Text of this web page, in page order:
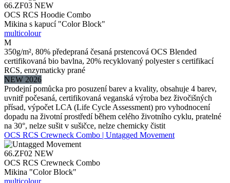
66.ZF03 NEW
OCS RCS Hoodie Combo
Mikina s kapucí "Color Block"
multicolour
M
350g/m², 80% předepraná česaná prstencová OCS Blended
certifikovaná bio bavlna, 20% recyklovaný polyester s certifikací
RCS, enzymaticky prané
NEW 2026
Prodejní pomůcka pro posuzení barev a kvality, obsahuje 4 barev,
uvnitř počesaná, certifikovaná veganská výroba bez živočišných
přísad, výpočet LCA (Life Cycle Assessment) pro vyhodnocení
dopadu na životní prostředí během celého životního cyklu, pratelné
na 30°, nelze sušit v sušičce, nelze chemicky čistit
OCS RCS Crewneck Combo | Untagged Movement
66.ZF02 NEW
OCS RCS Crewneck Combo
Mikina "Color Block"
multicolour